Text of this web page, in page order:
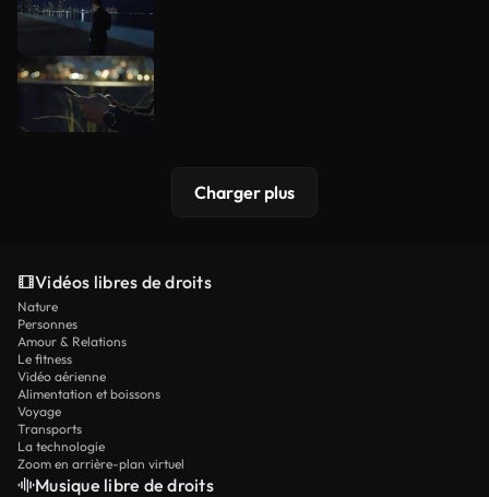
Charger plus
Vidéos libres de droits
Nature
Personnes
Amour & Relations
Le fitness
Vidéo aérienne
Alimentation et boissons
Voyage
Transports
La technologie
Zoom en arrière-plan virtuel
Musique libre de droits